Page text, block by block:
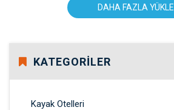
DAHA FAZLA YÜKLE
KATEGORILER
Kayak Otelleri